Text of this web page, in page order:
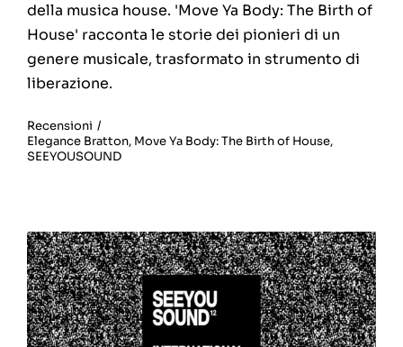
della musica house. 'Move Ya Body: The Birth of
House' racconta le storie dei pionieri di un
genere musicale, trasformato in strumento di
liberazione.
Recensioni /
Elegance Bratton, Move Ya Body: The Birth of House,
SEEYOUSOUND